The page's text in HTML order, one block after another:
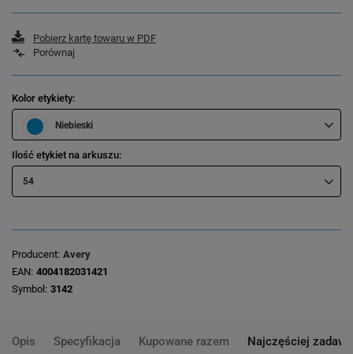
Pobierz kartę towaru w PDF
Porównaj
Kolor etykiety
Niebieski
Ilość etykiet na arkuszu
54
Producent Avery
EAN 4004182031421
Symbol 3142
Opis Specyfikacja Kupowane razem Najczęściej